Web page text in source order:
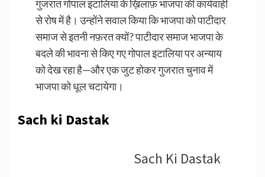
गुजरात गोपाल इटालिया के ख़िलाफ़ भाजपा की कार्यवाही
से रोष में है। उन्होंने सवाल किया कि भाजपा को पाटीदार
समाज से इतनी नफ़रत क्यों? पाटीदार समाज भाजपा के
बदले की भावना से किए गए गोपाल इटालिया पर अन्याय
को देख रहा है—और एक जुट होकर गुजरात चुनाव में
भाजपा को धूल चटायेगा।
Sach ki Dastak
Sach Ki Dastak